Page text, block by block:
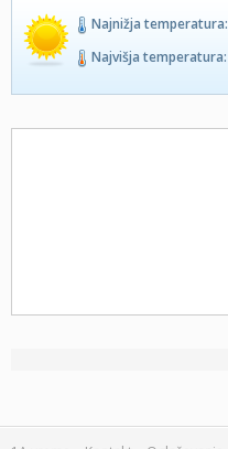
Najnižja temperatura:
Najvišja temperatura: